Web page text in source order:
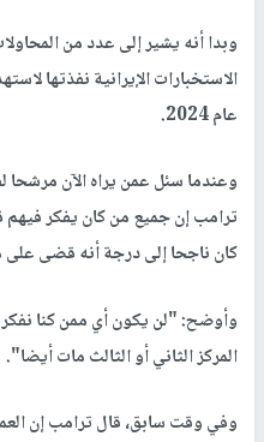
وبدا أنه يشير إلى عدد من
الاستخبارات الإيرانية نفذتها
عام 2024.
وعندما سئل عمن يراه الآن مرشحا
ترامب إن جميع من كان يفكر فيهم
كان ناجحا إلى درجة أنه قضى
وأوضح: "لن يكون أي ممن كنا
المركز الثاني أو الثالث مات أيضا".
وفي وقت سابق، قال ترامب إن